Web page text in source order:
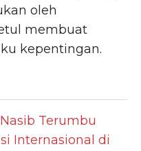
oleh
membuat
kepentingan.
Terumbu
Internasional di